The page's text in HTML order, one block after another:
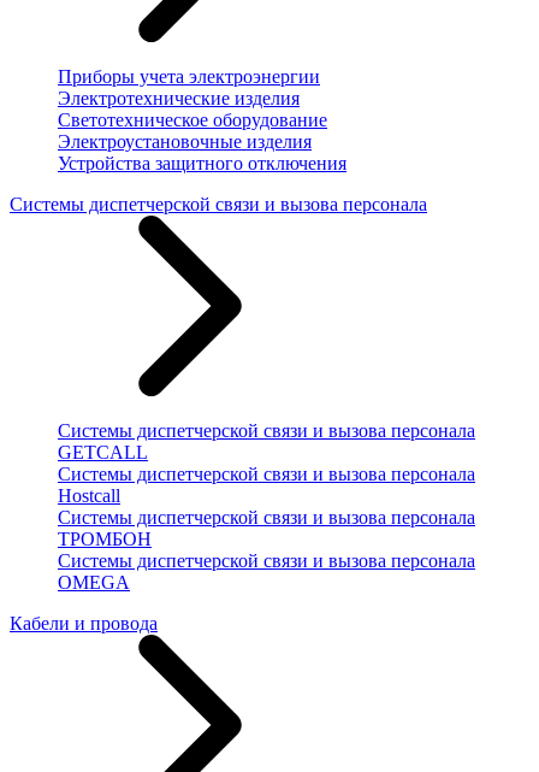
Приборы учета электроэнергии
Электротехнические изделия
Светотехническое оборудование
Электроустановочные изделия
Устройства защитного отключения
Системы диспетчерской связи и вызова персонала
Системы диспетчерской связи и вызова персонала
GETCALL
Системы диспетчерской связи и вызова персонала
Hostcall
Системы диспетчерской связи и вызова персонала
ТРОМБОН
Системы диспетчерской связи и вызова персонала
OMEGA
Кабели и провода